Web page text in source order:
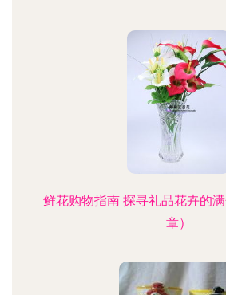
鲜花购物指南 探寻礼品花卉的
章）